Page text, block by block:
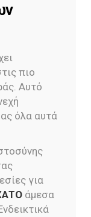
πιο
Αυτό
όλα αυτά
για
άμεσα